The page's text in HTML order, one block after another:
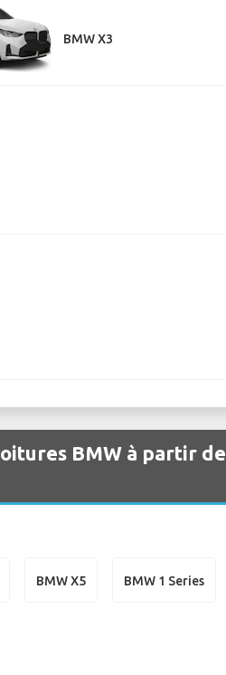
BMW X3
BMW à partir de
BMW X5 BMW 1 Series